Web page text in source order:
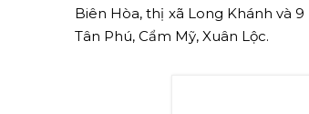
Biên Hòa, thị xã Long Khánh và 9
Tân Phú, Cẩm Mỹ, Xuân Lộc.